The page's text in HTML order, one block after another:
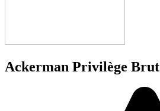
Ackerman Privilège Brut